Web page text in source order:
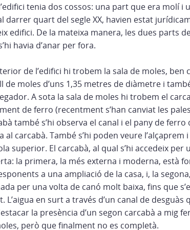
tenia dos cossos: una part que era molí
darrer quart del segle XX, havien estat
edifici. De la mateixa manera, les dues parts
havia d’anar per fora.
de l’edifici hi trobem la sala de moles,
de moles d’uns 1,35 metres de diàmetre i
A sota la sala de moles hi trobem el
de ferro (recentment s’han canviat les
també s’hi observa el canal i el pany de
al carcabà. També s’hi poden veure
superior. El carcabà, al qual s’hi accedeix
la primera, la més externa i moderna, està
a una ampliació de la casa, i, la
per una volta de canó molt baixa, fins que
L’aigua en surt a través d’un canal de
la presència d’un segon carcabà a mig
però que finalment no es completà.